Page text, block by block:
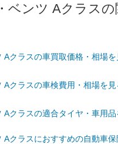
ベンツ Aクラスの
Aクラスの車買取価格・相場を
Aクラスの車検費用・相場を見
Aクラスの適合タイヤ・車用品
Aクラスにおすすめの自動車保